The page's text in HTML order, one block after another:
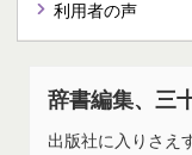
利用者の声
辞書編集、三
出版社に入りさえ